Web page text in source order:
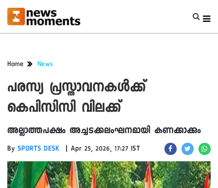
Home News
പരസ്യ പ്രസ്താവനകൾക്ക്
കെപിസിസി വിലക്ക്
അല്ലാത്തപക്ഷം അച്ചടക്കലംഘനമായി കണക്കാക്കും
By SPORTS DESK | Apr 25, 2026, 17:27 IST